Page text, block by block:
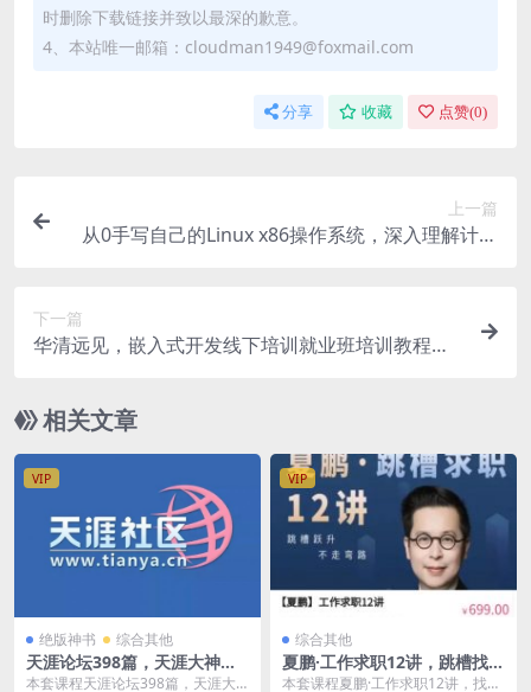
时删除下载链接并致以最深的歉意。
4、本站唯一邮箱：cloudman1949@foxmail.com
分享 收藏 点赞(0)
上一篇
从0手写自己的Linux x86操作系统，深入理解计算
下一篇
华清远见，嵌入式开发线下培训就业班培训教程，
相关文章
VIP
绝版神书 综合其他
天涯论坛398篇，天涯大神贴
合集(电子书/pdf/txt各版本)
本套课程天涯论坛398篇，天涯大
VIP
综合其他
夏鹏·工作求职12讲，跳槽找工
作方法论 价值699元
本套课程夏鹏·工作求职12讲，找工